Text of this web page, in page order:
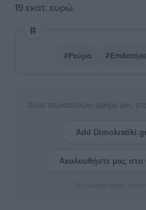
19 εκατ. ευρώ.
#Ρεύμα
Δείτε περισσότερα άρθρα μας
Add
Ακολουθήστε μας